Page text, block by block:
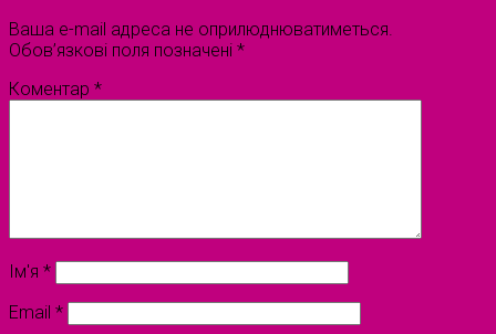
Ваша e-mail адреса не оприлюднюватиметься.
Обов’язкові поля позначені *
Коментар *
Ім'я *
Email *